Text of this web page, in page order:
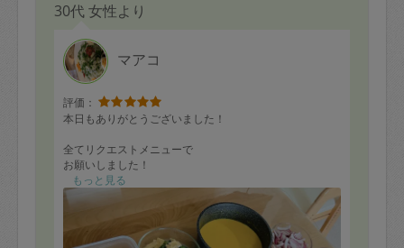
30代 女性より
マアコ
評価：
本日もありがとうございました！
全てリクエストメニューで
お願いしました！
プラスアルファで
下処理をしてくださったり
もっと見る